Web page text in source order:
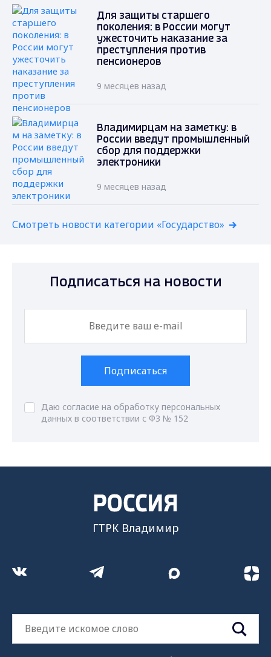
Для защиты старшего
поколения: в России могут
ужесточить наказание за
преступления против
пенсионеров
9 месяцев назад
Владимирцам на заметку: в
России введут промышленный
сбор для поддержки
электроники
9 месяцев назад
Смотреть новости категории «Государство»
Подписаться на новости
Подписаться
Даю согласие на обработку персональных
данных в соответствии с ФЗ № 152
ГТРК Владимир